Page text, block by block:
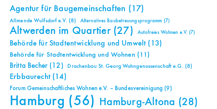
Agentur für Baugemeinschaften (17)
Allmende Wulfsdorf e.V. (8) Alternatives Baubetreuungsprogramm (7)
Altwerden im Quartier(27) Autofreies Wohnen e.V. (7)
Behörde für Stadtentwicklung und Umwelt (13)
Behörde für Stadtentwicklung und Wohnen(11)
Britta Becher(12) Drachenbau St. Georg Wohngenossenschaft e.G. (8)
Erbbaurecht(14)
Forum Gemeinschaftliches Wohnen e.V. – Bundesvereinigung (9)
Hamburg (56) Hamburg-Altona (28)